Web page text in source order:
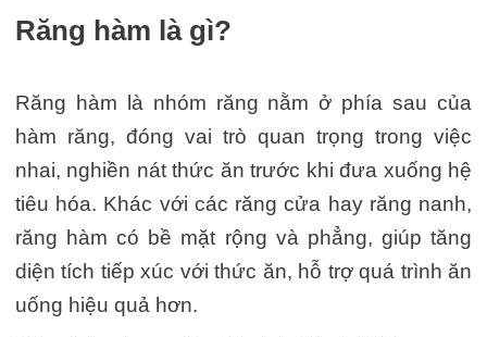
Răng hàm là gì?
Răng hàm là nhóm răng nằm ở phía sau của
hàm răng, đóng vai trò quan trọng trong việc
nhai, nghiền nát thức ăn trước khi đưa xuống hệ
tiêu hóa. Khác với các răng cửa hay răng nanh,
răng hàm có bề mặt rộng và phẳng, giúp tăng
diện tích tiếp xúc với thức ăn, hỗ trợ quá trình ăn
uống hiệu quả hơn.